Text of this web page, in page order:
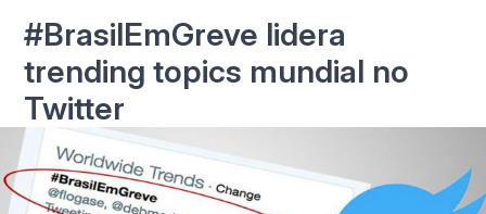
#BrasilEmGreve lidera
trending topics mundial no
Twitter